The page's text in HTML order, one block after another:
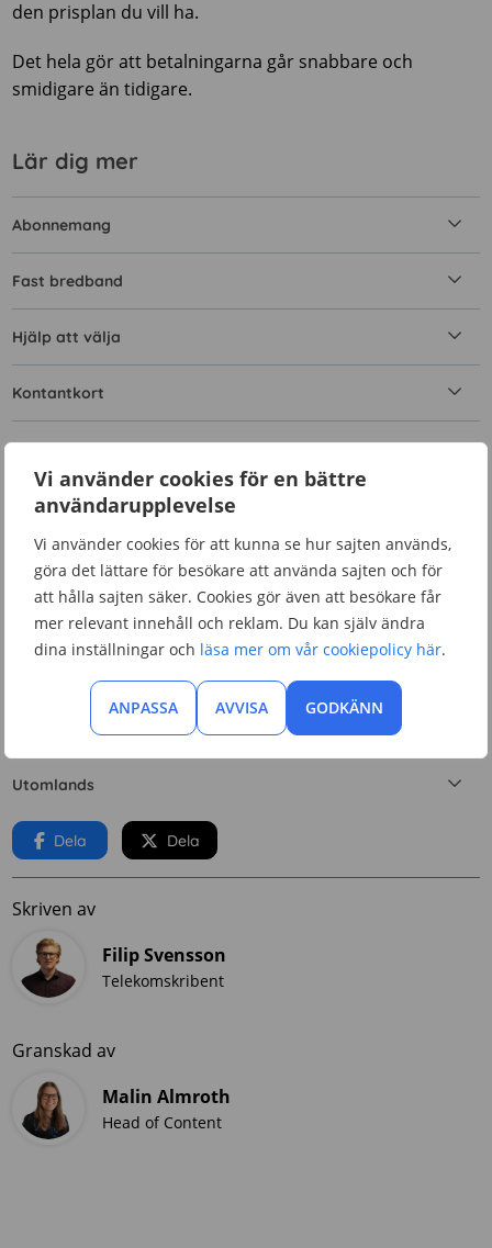
Vi använder cookies för en bättre
användarupplevelse
Vi använder cookies för att kunna se hur sajten används,
göra det lättare för besökare att använda sajten och för
att hålla sajten säker. Cookies gör även att besökare får
mer relevant innehåll och reklam. Du kan själv ändra
dina inställningar och läsa mer om vår cookiepolicy här.
ANPASSA AVVISA GODKÄNN
den prisplan du vill ha.
Det hela gör att betalningarna går snabbare och
smidigare än tidigare.
Lär dig mer
Abonnemang
Fast bredband
Hjälp att välja
Kontantkort
Mobilnät och täckning
Mobilt bredband
Simkort
Surfa
Telefonnummer
Utomlands
Dela Dela
Skriven av
Filip Svensson
Telekomskribent
Granskad av
Malin Almroth
Head of Content